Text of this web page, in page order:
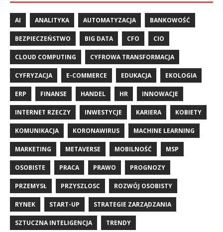
AI ANALITYKA AUTOMATYZACJA BANKOWOŚĆ
BEZPIECZEŃSTWO BIG DATA CFO CIO
CLOUD COMPUTING CYFROWA TRANSFORMACJA
CYFRYZACJA E-COMMERCE EDUKACJA EKOLOGIA
ERP FINANSE HANDEL HR INNOWACJE
INTERNET RZECZY INWESTYCJE KARIERA KOBIETY
KOMUNIKACJA KORONAWIRUS MACHINE LEARNING
MARKETING METAVERSE MOBILNOŚĆ MSP
OSOBISTE PRACA PRAWO PROGNOZY
PRZEMYSŁ PRZYSZLOSC ROZWÓJ OSOBISTY
RYNEK START-UP STRATEGIE ZARZĄDZANIA
SZTUCZNA INTELIGENCJA TRENDY